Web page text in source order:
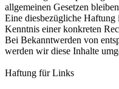
allgemeinen Gesetzen
Eine diesbezügliche Haftung
Kenntnis einer konkreten
Bei Bekanntwerden von
werden wir diese Inhalte
Haftung für Links